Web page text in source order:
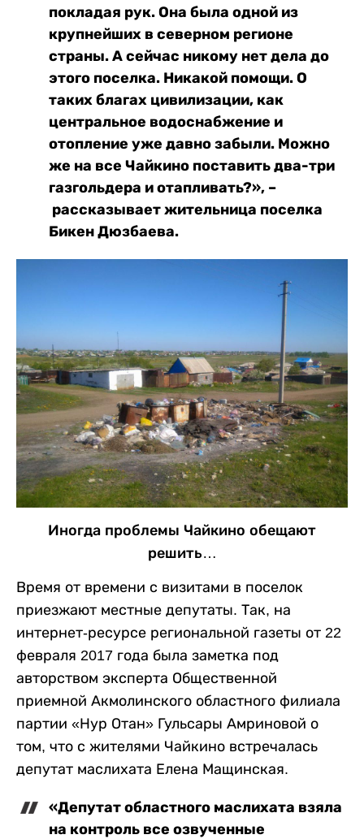
покладая рук. Она была одной из
крупнейших в северном регионе
страны. А сейчас никому нет дела до
этого поселка. Никакой помощи. О
таких благах цивилизации, как
центральное водоснабжение и
отопление уже давно забыли. Можно
же на все Чайкино поставить два-три
газгольдера и отапливать?», –
рассказывает жительница поселка
Бикен Дюзбаева.
Иногда проблемы Чайкино обещают
решить…
Время от времени с визитами в поселок
приезжают местные депутаты. Так, на
интернет-ресурсе региональной газеты от 22
февраля 2017 года была заметка под
авторством эксперта Общественной
приемной Акмолинского областного филиала
партии «Нур Отан» Гульсары Амриновой о
том, что с жителями Чайкино встречалась
депутат маслихата Елена Мащинская.
«Депутат областного маслихата взяла
на контроль все озвученные